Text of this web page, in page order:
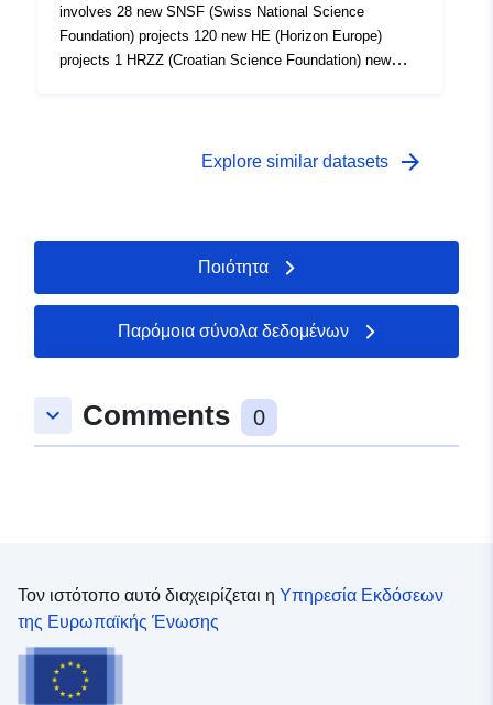
involves 28 new SNSF (Swiss National Science
Foundation) projects 120 new HE (Horizon Europe)
projects 1 HRZZ (Croatian Science Foundation) new
Development of Republic of Serbia) new projects
Explore similar datasets arrow_forward
Ποιότητα
Παρόμοια σύνολα δεδομένων
keyboard_arrow_down Comments 0
Τον ιστότοπο αυτό διαχειρίζεται η Υπηρεσία Εκδόσεων
της Ευρωπαϊκής Ένωσης